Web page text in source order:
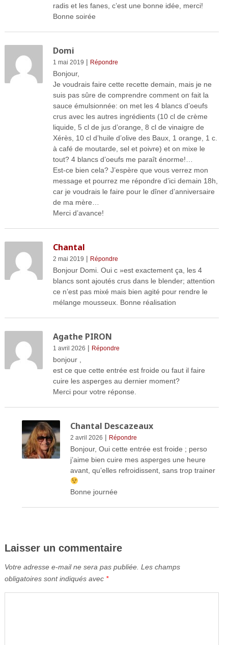
radis et les fanes, c’est une bonne idée, merci!
Bonne soirée
Domi
1 mai 2019 | Répondre
Bonjour,
Je voudrais faire cette recette demain, mais je ne
suis pas sûre de comprendre comment on fait la
sauce émulsionnée: on met les 4 blancs d’oeufs
crus avec les autres ingrédients (10 cl de crème
liquide, 5 cl de jus d’orange, 8 cl de vinaigre de
Xérès, 10 cl d’huile d’olive des Baux, 1 orange, 1 c.
à café de moutarde, sel et poivre) et on mixe le
tout? 4 blancs d’oeufs me paraît énorme!…
Est-ce bien cela? J’espère que vous verrez mon
message et pourrez me répondre d’ici demain 18h,
car je voudrais le faire pour le dîner d’anniversaire
de ma mère…
Merci d’avance!
Chantal
2 mai 2019 | Répondre
Bonjour Domi. Oui c »est exactement ça, les 4
blancs sont ajoutés crus dans le blender; attention
ce n’est pas mixé mais bien agité pour rendre le
mélange mousseux. Bonne réalisation
Agathe PIRON
1 avril 2026 | Répondre
bonjour ,
est ce que cette entrée est froide ou faut il faire
cuire les asperges au dernier moment?
Merci pour votre réponse.
Chantal Descazeaux
2 avril 2026 | Répondre
Bonjour, Oui cette entrée est froide ; perso
j’aime bien cuire mes asperges une heure
avant, qu’elles refroidissent, sans trop trainer
Bonne journée
Laisser un commentaire
Votre adresse e-mail ne sera pas publiée. Les champs
obligatoires sont indiqués avec *